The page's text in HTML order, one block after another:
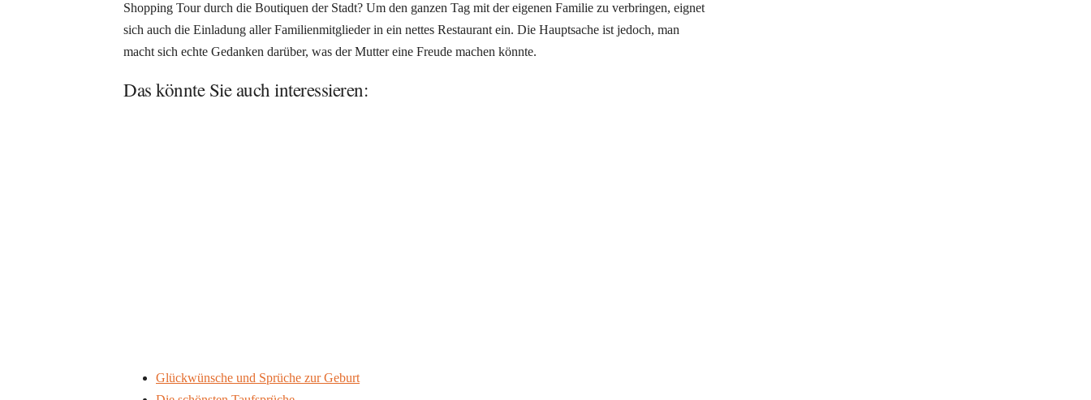
Shopping Tour durch die Boutiquen der Stadt? Um den ganzen Tag mit der eigenen Familie zu verbringen, eignet
sich auch die Einladung aller Familienmitglieder in ein nettes Restaurant ein. Die Hauptsache ist jedoch, man
macht sich echte Gedanken darüber, was der Mutter eine Freude machen könnte.
Das könnte Sie auch interessieren:
Glückwünsche und Sprüche zur Geburt